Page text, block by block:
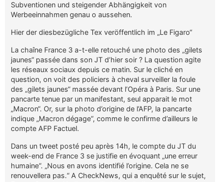
Subventionen und steigender Abhängigkeit von
Werbeeinnahmen genau o aussehen.
Hier der diesbezügliche Tex veröffentlich im „Le Figaro“
La chaîne France 3 a-t-elle retouché une photo des „gilets
jaunes“ passée dans son JT d’hier soir ? La question agite
les réseaux sociaux depuis ce matin. Sur le cliché en
question, on voit des policiers à cheval surveiller la foule
des „gilets jaunes“ massée devant l’Opéra à Paris. Sur une
pancarte tenue par un manifestant, seul apparait le mot
„Macron“. Or, sur la photo d’origine de l’AFP, la pancarte
indique „Macron dégage“, comme le confirme d’ailleurs le
compte AFP Factuel.
Dans un tweet posté peu après 14h, le compte du JT du
week-end de France 3 se justifie en évoquant „une erreur
humaine“. „Nous en avons identifié l’origine. Cela ne se
renouvellera pas.“ A CheckNews, qui a enquêté sur le sujet,